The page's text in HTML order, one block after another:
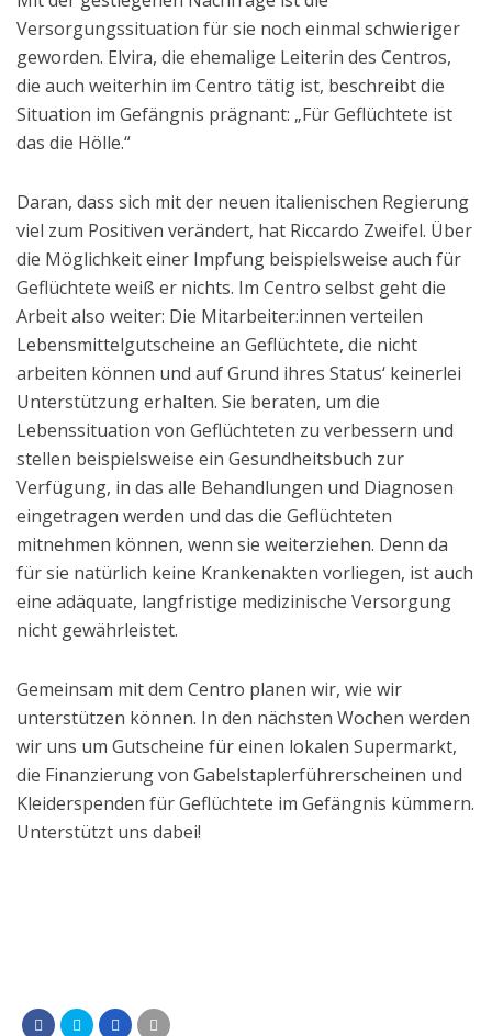
Versorgungssituation für sie noch einmal schwieriger
geworden. Elvira, die ehemalige Leiterin des Centros,
die auch weiterhin im Centro tätig ist, beschreibt die
Situation im Gefängnis prägnant: „Für Geflüchtete ist
das die Hölle.“
Daran, dass sich mit der neuen italienischen Regierung
viel zum Positiven verändert, hat Riccardo Zweifel. Über
die Möglichkeit einer Impfung beispielsweise auch für
Geflüchtete weiß er nichts. Im Centro selbst geht die
Arbeit also weiter: Die Mitarbeiter:innen verteilen
Lebensmittelgutscheine an Geflüchtete, die nicht
arbeiten können und auf Grund ihres Status‘ keinerlei
Unterstützung erhalten. Sie beraten, um die
Lebenssituation von Geflüchteten zu verbessern und
stellen beispielsweise ein Gesundheitsbuch zur
Verfügung, in das alle Behandlungen und Diagnosen
eingetragen werden und das die Geflüchteten
mitnehmen können, wenn sie weiterziehen. Denn da
für sie natürlich keine Krankenakten vorliegen, ist auch
eine adäquate, langfristige medizinische Versorgung
nicht gewährleistet.
Gemeinsam mit dem Centro planen wir, wie wir
unterstützen können. In den nächsten Wochen werden
wir uns um Gutscheine für einen lokalen Supermarkt,
die Finanzierung von Gabelstaplerführerscheinen und
Kleiderspenden für Geflüchtete im Gefängnis kümmern.
Unterstützt uns dabei!